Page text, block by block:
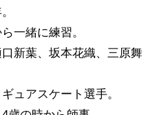
一緒に練習。
新葉、坂本花織、三原舞
ュアスケート選手。